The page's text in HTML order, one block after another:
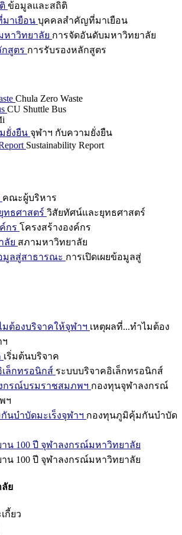
ข้อมูลและสถิติ
าเยือน บุคคลสำคัญที่มาเยือน
หาวิทยาลัย การจัดอันดับมหาวิทยาลัย
สูตร การรับรองหลักสูตร
Chula Zero Waste
CU Shuttle Bus
ยั่งยืน จุฬาฯ กับความยั่งยืน
Sustainability Report
คณะผู้บริหาร
ทธศาสตร์ วิสัยทัศน์และยุทธศาสตร์
กร โครงสร้างองค์กร
ลัย สภามหาวิทยาลัย
มูลสู่สาธารณะ การเปิดเผยข้อมูลสู่
มต้องบริจาคให้จุฬาฯ เหตุผลที่...ทำไมต้อง
เริ่มต้นบริจาค
ล็กทรอนิกส์ ระบบบริจาคอิเล็กทรอนิกส์
กรณ์บรมราชสมภพฯ กองทุนจุฬาลงกรณ์
ฯ
นบำบัดมะเร็งจุฬาฯ กองทุนภูมิคุ้มกันบำบัด
น 100 ปี จุฬาลงกรณ์มหาวิทยาลัย
น 100 ปี จุฬาลงกรณ์มหาวิทยาลัย
ย
กี้ยว